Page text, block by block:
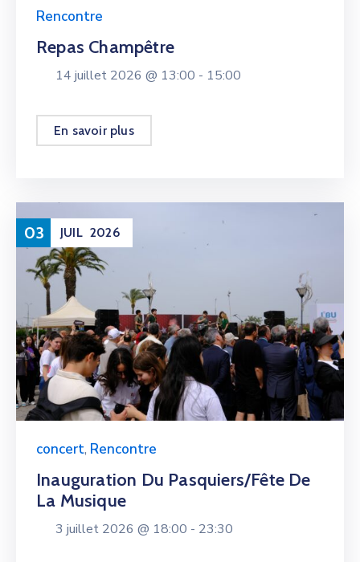
Rencontre
Repas Champêtre
14 juillet 2026 @ 13:00 - 15:00
En savoir plus
03 JUIL 2026
concert, Rencontre
Inauguration Du Pasquiers/fête De
La Musique
3 juillet 2026 @ 18:00 - 23:30